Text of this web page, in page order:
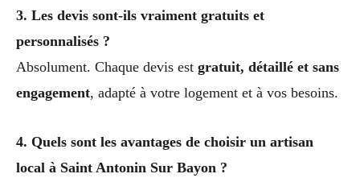
3. Les devis sont-ils vraiment gratuits et
personnalisés ?
Absolument. Chaque devis est gratuit, détaillé et sans
engagement, adapté à votre logement et à vos besoins.
4. Quels sont les avantages de choisir un artisan
local à Saint Antonin Sur Bayon ?